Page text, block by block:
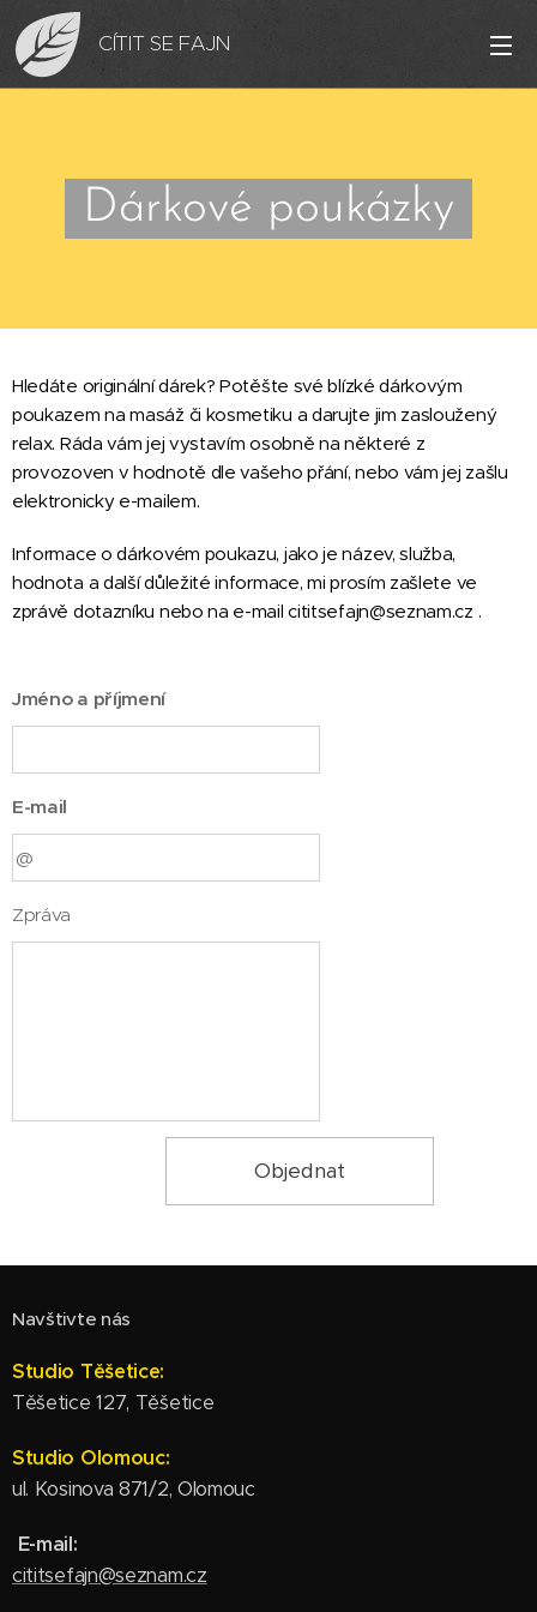
CÍTIT SE FAJN
Dárkové poukázky
Hledáte originální dárek? Potěšte své blízké dárkovým
poukazem na masáž či kosmetiku a darujte jim zasloužený
relax. Ráda vám jej vystavím osobně na některé z
provozoven v hodnotě dle vašeho přání, nebo vám jej zašlu
elektronicky e-mailem.
Informace o dárkovém poukazu, jako je název, služba,
hodnota a další důležité informace, mi prosím zašlete ve
zprávě dotazníku nebo na e-mail cititsefajn@seznam.cz .
Jméno a příjmení
E-mail
Zpráva
Objednat
Navštivte nás
Studio Těšetice:
Těšetice 127, Těšetice
Studio Olomouc:
ul. Kosinova 871/2, Olomouc
E-mail:
cititsefajn@seznam.cz